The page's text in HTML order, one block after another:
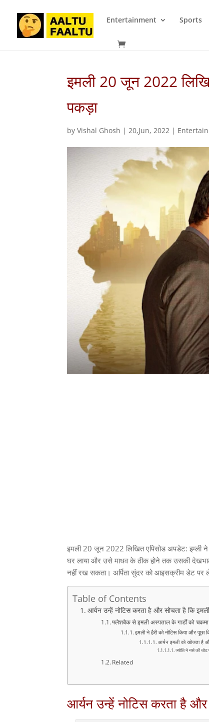
Entertainment Sports
इमली 20 जून 2022
पकड़ा
byVishal Ghosh |20,Jun, 2022 |
इमली 20 जून 2022 लिखित एपिसोड अपडेट: इम्ली ने
घर लाया और उसे माधव के ठीक होने तक उसकी
नहीं रख सकता। अर्पिता सुंदर को आइसक्रीम डेट पर
Table of Contents
आर्यन उन्हें नोटिस करता है और सोचता है कि
फ्लैशबैक से इमली अस्पताल के गार्डों को
इमली ने हैरी को नोटिस किया और पूछा
आर्यन इमली को खोजता है
ज्योति ने नर्स की
Related
आर्यन उन्हें नोटिस करता है